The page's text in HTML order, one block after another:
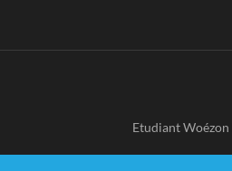
Etudiant Woézon